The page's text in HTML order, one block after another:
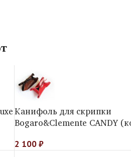
Канифоль для скрипки
Bogaro&Clemente CANDY
2 100₽